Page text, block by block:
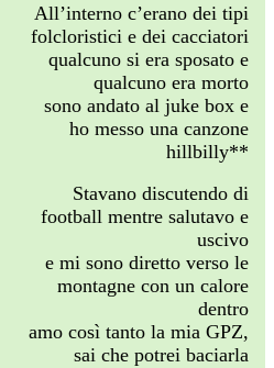
All’interno c’erano dei tipi
folcloristici e dei cacciatori
qualcuno si era sposato e
qualcuno era morto
sono andato al juke box e
ho messo una canzone
hillbilly**
Stavano discutendo di
football mentre salutavo e
uscivo
e mi sono diretto verso le
montagne con un calore
dentro
amo così tanto la mia GPZ,
sai che potrei baciarla